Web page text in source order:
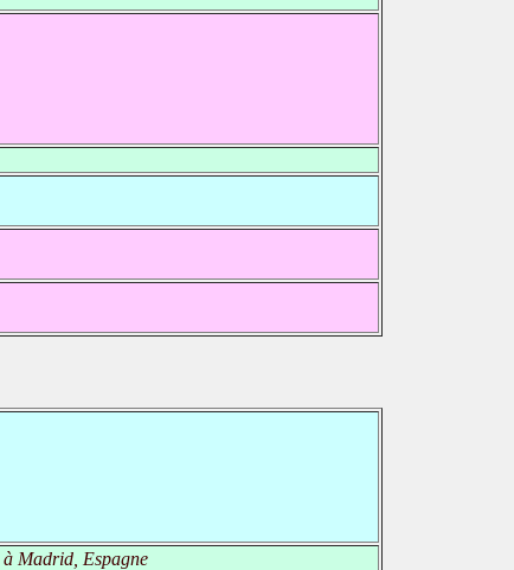
à Madrid, Espagne